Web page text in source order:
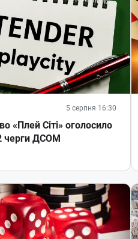
5 серпня 16:30
«Плей Сіті» оголосило
черги ДСОМ